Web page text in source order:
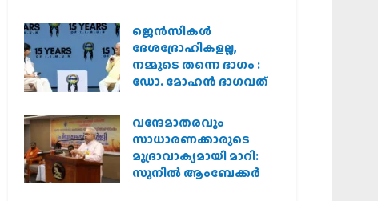
വേണമെന്ന് വിശ്വഹിന്ദു
പരിഷത്ത്
ജെന്‍സികള്‍
ദേശദ്രോഹികളല്ല,
നമ്മുടെ തന്നെ ഭാഗം :
ഡോ. മോഹന്‍ ഭാഗവത്
വന്ദേമാതരവും
സാധാരണക്കാരുടെ
മുദ്രാവാക്യമായി മാറി:
സുനിൽ ആംബേക്കർ